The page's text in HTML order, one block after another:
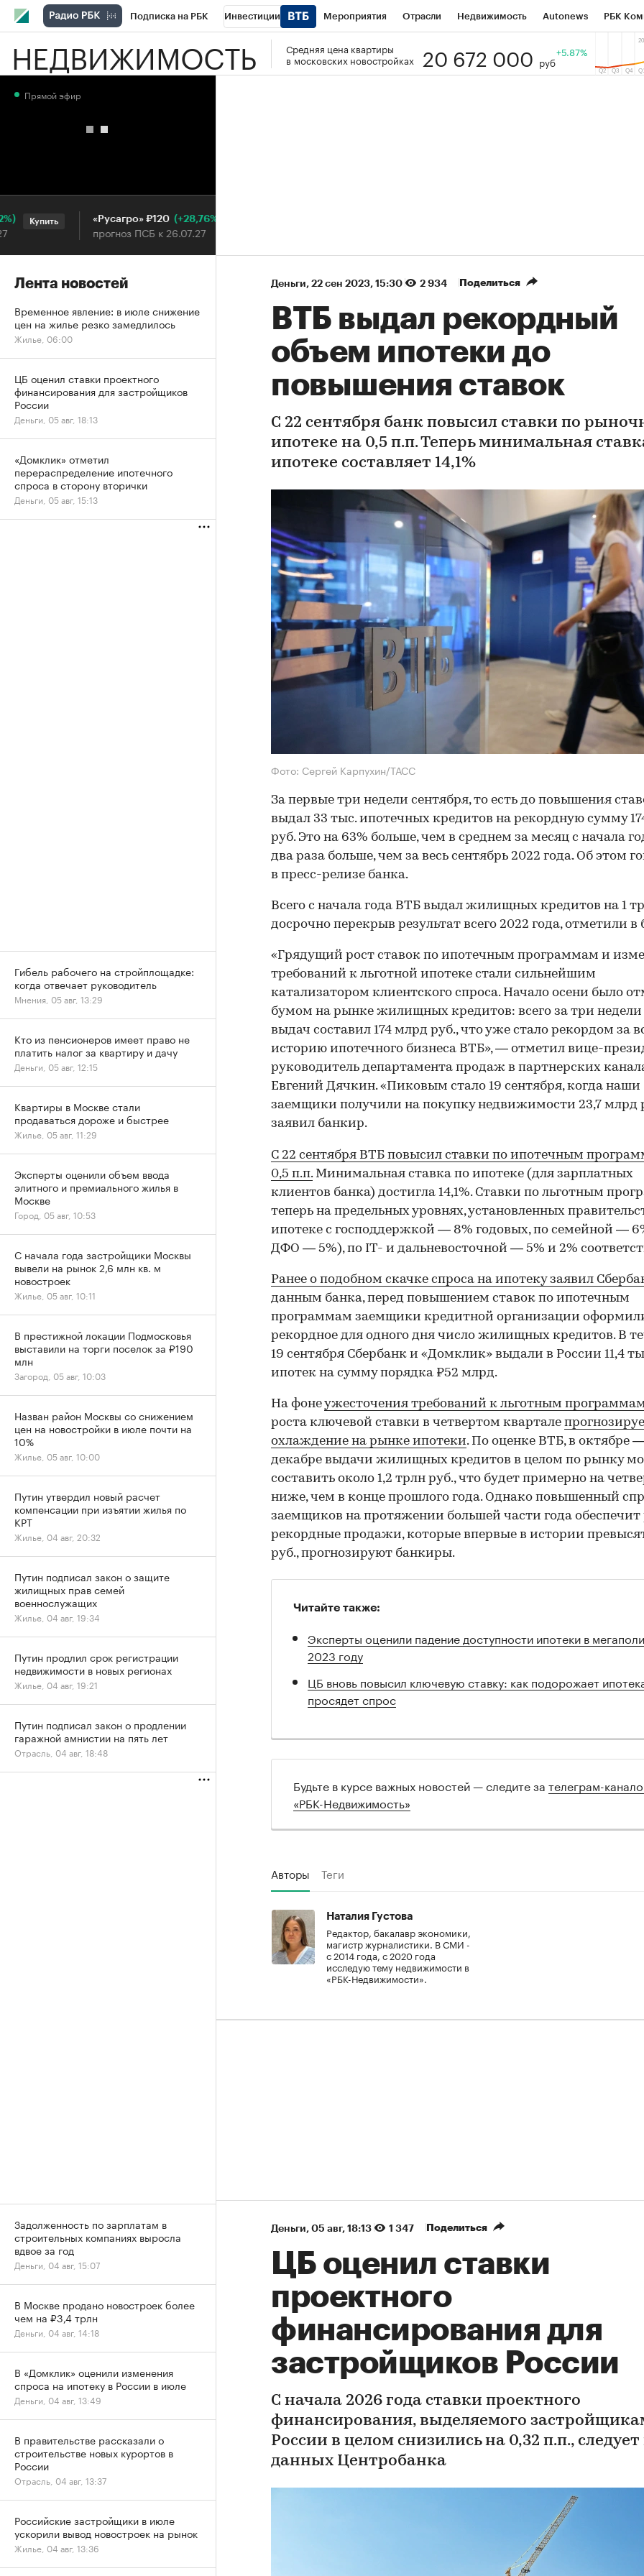
Подписка на РБК Инвестиции Мероприятия Отрасли Недвижимость Autonews РБК
РБК Вино Спорт Школа управления РБК РБК Образование Тренды
НЕДВИЖИМОСТЬ
Средняя цена квартиры
в московских новостройках
20 672 000 руб
+5.87%
Деньги⁠, 22 сен 2023, 15:30 2 934 Поделиться
ВТБ выдал рекордный
объем ипотеки до
повышения ставок
С 22 сентября банк повысил ставки по
ипотеке на 0,5 п.п. Теперь минимальная
ипотеке составляет 14,1%
Фото: Сергей Карпухин/ТАСС
За первые три недели сентября, то есть до повышения
выдал 33 тыс. ипотечных кредитов на рекордную сумму
руб. Это на 63% больше, чем в среднем за месяц с начала
два раза больше, чем за весь сентябрь 2022 года. Об этом
в пресс-релизе банка.
Всего с начала года ВТБ выдал жилищных кредитов на 1
досрочно перекрыв результат всего 2022 года, отметили в
«Грядущий рост ставок по ипотечным программам и
требований к льготной ипотеке стали сильнейшим
катализатором клиентского спроса. Начало осени было
бумом на рынке жилищных кредитов: всего за три недели
выдач составил 174 млрд руб., что уже стало рекордом за
историю ипотечного бизнеса ВТБ», — отметил вице-
руководитель департамента продаж в партнерских
Евгений Дячкин. «Пиковым стало 19 сентября, когда наши
заемщики получили на покупку недвижимости 23,7 млрд
заявил банкир.
С 22 сентября ВТБ повысил ставки по ипотечным
0,5 п.п.Минимальная ставка по ипотеке (для зарплатных
клиентов банка) достигла 14,1%. Ставки по льготным
теперь на предельных уровнях, установленных
ипотеке с господдержкой — 8% годовых, по семейной —
ДФО — 5%), по IT- и дальневосточной — 5% и 2%
Ранее о подобном скачке спроса на ипотеку заявил
данным банка, перед повышением ставок по ипотечным
программам заемщики кредитной организации
рекордное для одного дня число жилищных кредитов. В
19 сентября Сбербанк и «Домклик» выдали в России 11,4
ипотек на сумму порядка ₽52 млрд.
На фонеужесточения требований к льготным
роста ключевой ставки в четвертом квартале
охлаждение на рынке ипотеки. По оценке ВТБ, в октябре
декабре выдачи жилищных кредитов в целом по рынку
составить около 1,2 трлн руб., что будет примерно на
ниже, чем в конце прошлого года. Однако повышенный
заемщиков на протяжении большей части года
рекордные продажи, которые впервые в истории
руб., прогнозируют банкиры.
Читайте также:
Эксперты оценили падение доступности ипотеки в
2023 году
ЦБ вновь повысил ключевую ставку: как подорожает
просядет спрос
Будьте в курсе важных новостей — следите за телеграм-
«РБК-Недвижимость»
Авторы Теги
Наталия Густова
Редактор, бакалавр экономики,
магистр журналистики. В СМИ -
с 2014 года, с 2020 года
исследую тему недвижимости в
«РБК-Недвижимости».
Деньги⁠, 05 авг, 18:13 1 347 Поделиться
ЦБ оценил ставки
проектного
финансирования для
застройщиков России
С начала 2026 года ставки проектного
финансирования, выделяемого
России в целом снизились на 0,32 п.п., следует
данных Центробанка
Прямой эфир
Купить «Русагро» ₽120 (+28,76%)
прогноз ПСБ к 26.07.27
Лента новостей
Временное явление: в июле снижение
цен на жилье резко замедлилось
Жилье, 06:00
ЦБ оценил ставки проектного
финансирования для застройщиков
России
Деньги, 05 авг, 18:13
«Домклик» отметил
перераспределение ипотечного
спроса в сторону вторички
Деньги, 05 авг, 15:13
Гибель рабочего на стройплощадке:
когда отвечает руководитель
Мнения, 05 авг, 13:29
Кто из пенсионеров имеет право не
платить налог за квартиру и дачу
Деньги, 05 авг, 12:15
Квартиры в Москве стали
продаваться дороже и быстрее
Жилье, 05 авг, 11:29
Эксперты оценили объем ввода
элитного и премиального жилья в
Москве
Город, 05 авг, 10:53
С начала года застройщики Москвы
вывели на рынок 2,6 млн кв. м
новостроек
Жилье, 05 авг, 10:11
В престижной локации Подмосковья
выставили на торги поселок за ₽190
млн
Загород, 05 авг, 10:03
Назван район Москвы со снижением
цен на новостройки в июле почти на
10%
Жилье, 05 авг, 10:00
Путин утвердил новый расчет
компенсации при изъятии жилья по
КРТ
Жилье, 04 авг, 20:32
Путин подписал закон о защите
жилищных прав семей
военнослужащих
Жилье, 04 авг, 19:34
Путин продлил срок регистрации
недвижимости в новых регионах
Жилье, 04 авг, 19:21
Путин подписал закон о продлении
гаражной амнистии на пять лет
Отрасль, 04 авг, 18:48
Задолженность по зарплатам в
строительных компаниях выросла
вдвое за год
Деньги, 04 авг, 15:07
В Москве продано новостроек более
чем на ₽3,4 трлн
Деньги, 04 авг, 14:18
В «Домклик» оценили изменения
спроса на ипотеку в России в июле
Деньги, 04 авг, 13:49
В правительстве рассказали о
строительстве новых курортов в
России
Отрасль, 04 авг, 13:37
Российские застройщики в июле
ускорили вывод новостроек на рынок
Жилье, 04 авг, 13:36